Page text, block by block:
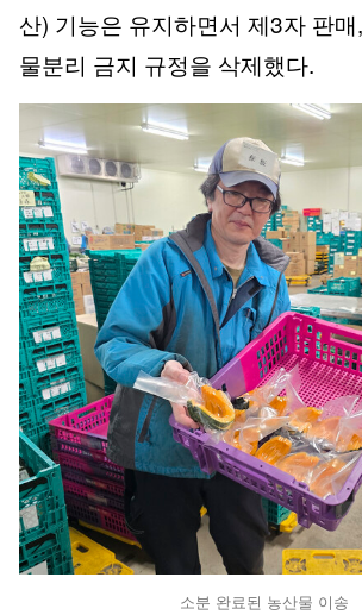
산) 기능은 유지하면서 제3자 판
물분리 금지 규정을 삭제했다.
소분 완료된 농산물 이송